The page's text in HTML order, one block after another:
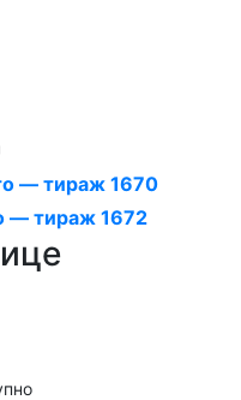
— тираж 1670
— тираж 1672